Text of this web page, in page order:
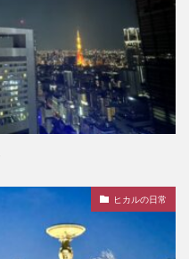
ヒカルの日常